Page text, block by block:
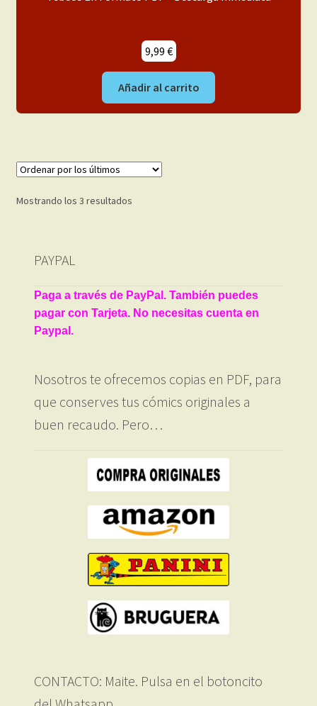
9,99 €
Añadir al carrito
Mostrando los 3 resultadosOrdenado
PAYPAL
Paga a través de PayPal. También puedes
pagar con Tarjeta. No necesitas cuenta en
Paypal.
Nosotros te ofrecemos copias en PDF, para
que conserves tus cómics originales a
buen recaudo. Pero…
CONTACTO: Maite. Pulsa en el botoncito